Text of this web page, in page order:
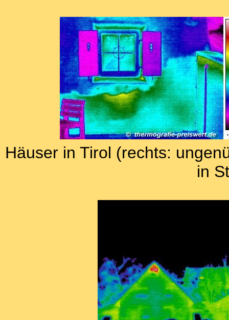
Häuser in Tirol (rechts:
in